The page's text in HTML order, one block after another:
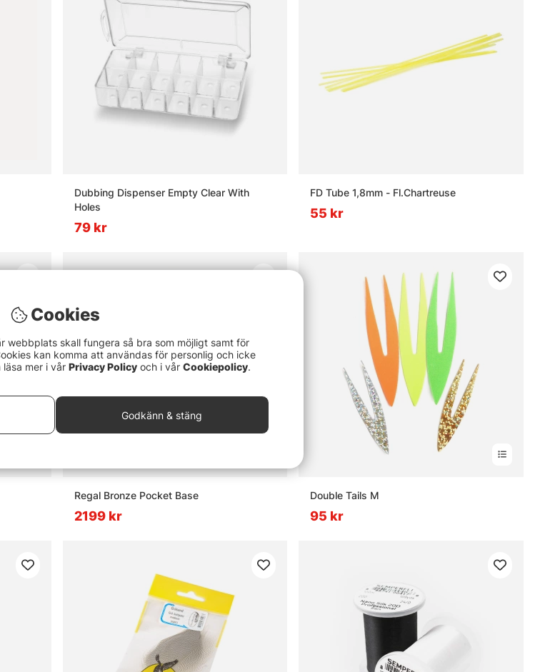
Dubbing Dispenser Empty Clear With
Holes
79 kr
FD Tube 1,8mm - Fl.Chartreuse
55 kr
Regal Bronze Pocket Base
2199 kr
Double Tails M
95 kr
Cookies
webbplats skall fungera så bra som möjligt samt för
kan komma att användas för personlig och icke
läsa mer i vår Privacy Policy och i vår Cookiepolicy.
Godkänn & stäng